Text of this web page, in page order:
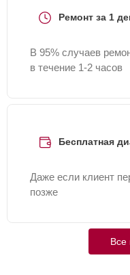
Ремонт за 1
В 95% случаев
в течение 1-2 часов
Бесплатная
Даже если клиент
позже
Все